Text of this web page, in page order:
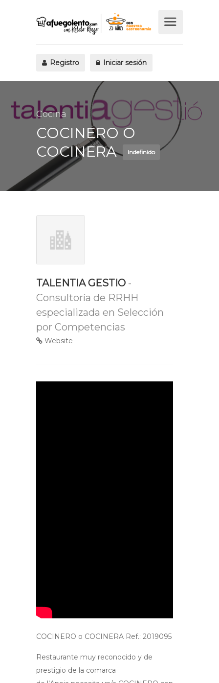
Registro Iniciar sesión
Cocina
COCINERO O
COCINERA
Indefinido
TALENTIA GESTIO -
Consultoría de RRHH
especializada en Selección
por Competencias
Website
COCINERO o COCINERA Ref.: 2019095
Restaurante muy reconocido y de
prestigio de la comarca